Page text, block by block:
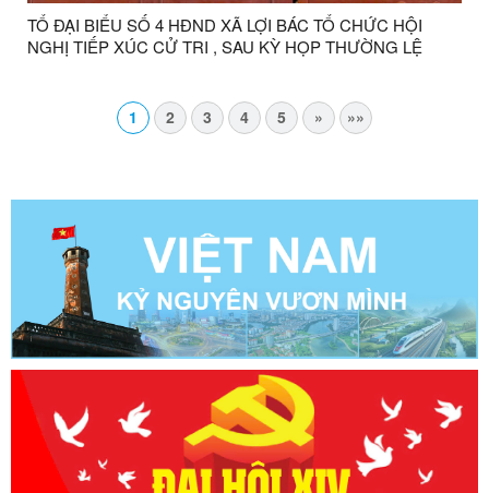
TỔ ĐẠI BIỂU SỐ 4 HĐND XÃ LỢI BÁC TỔ CHỨC HỘI
NGHỊ TIẾP XÚC CỬ TRI , SAU KỲ HỌP THƯỜNG LỆ
1 2 3 4 5 » »»